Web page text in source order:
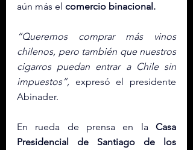
aún más el comercio binacional.
“Queremos comprar más vinos
chilenos, pero también que nuestros
cigarros puedan entrar a Chile sin
impuestos”, expresó el presidente
Abinader.
En rueda de prensa en la Casa
Presidencial de Santiago de los